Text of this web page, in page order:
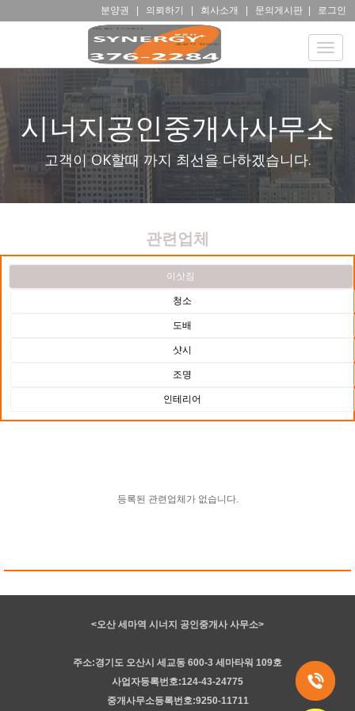
분양권 의뢰하기 회사소개 문의게시판 로그인
Toggle
시너지공인중개사사무소
고객이 OK할때 까지 최선을 다하겠습니다.
관련업체
이삿짐
청소
도배
샷시
조명
인테리어
등록된 관련업체가 없습니다.
<오산 세마역 시너지 공인중개사 사무소>
주소:경기도 오산시 세교동 600-3 세마타워 109호
사업자등록번호:124-43-24775
중개사무소등록번호:9250-11711